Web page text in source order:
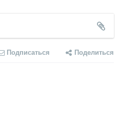
Подписаться Поделиться